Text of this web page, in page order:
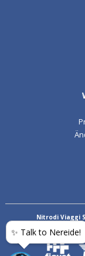
Nitrodi Viaggi
✨ Talk to Nereide!